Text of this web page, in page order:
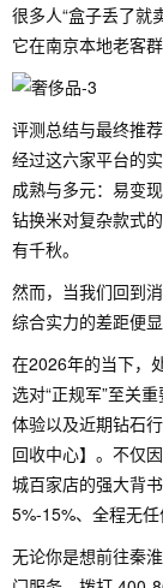
很多人“盒子丢了就
它在南京本地老客
评测总结与最终推荐
经过这六家平台的
成熟与多元：易变
钻换米对复杂款式
有千秋。
然而，当我们回到
综合实力的差距便显
在2026年的当下，
选对“正规军”至关
体验以及近期钻石
回收中心】。不仅
城百家店的强大背
5%-15%、全程无
无论你是想前往秦